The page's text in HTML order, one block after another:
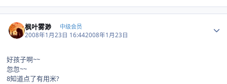
枫叶雾渺 中级会员
2008年1月23日 16:442008年1月23日
好孩子啊~~
忽忽~~
8知道点了有用米?